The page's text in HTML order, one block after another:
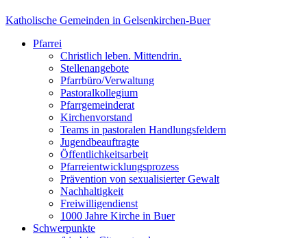
Katholische Gemeinden in Gelsenkirchen-Buer
Pfarrei
Christlich leben. Mittendrin.
Stellenangebote
Pfarrbüro/Verwaltung
Pastoralkollegium
Pfarrgemeinderat
Kirchenvorstand
Teams in pastoralen Handlungsfeldern
Jugendbeauftragte
Öffentlichkeitsarbeit
Pfarreientwicklungsprozess
Prävention von sexualisierter Gewalt
Nachhaltigkeit
Freiwilligendienst
1000 Jahre Kirche in Buer
Schwerpunkte